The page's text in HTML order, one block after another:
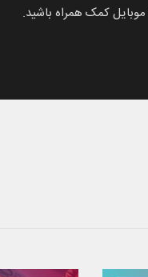
موبایل کمک همراه باشید.